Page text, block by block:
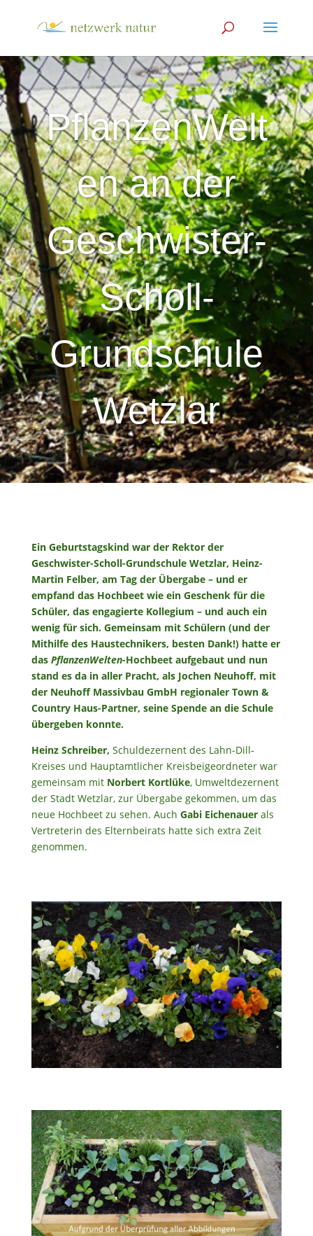
PflanzenWelt
en an der
Geschwister-
Scholl-
Grundschule
Wetzlar
Ein Geburtstagskind war der Rektor der
Geschwister-Scholl-Grundschule Wetzlar, Heinz-
Martin Felber, am Tag der Übergabe – und er
empfand das Hochbeet wie ein Geschenk für die
Schüler, das engagierte Kollegium – und auch ein
wenig für sich. Gemeinsam mit Schülern (und der
Mithilfe des Haustechnikers, besten Dank!) hatte er
das PflanzenWelten-Hochbeet aufgebaut und nun
stand es da in aller Pracht, als Jochen Neuhoff, mit
der Neuhoff Massivbau GmbH regionaler Town &
Country Haus-Partner, seine Spende an die Schule
übergeben konnte.
Heinz Schreiber, Schuldezernent des Lahn-Dill-
Kreises und Hauptamtlicher Kreisbeigeordneter war
gemeinsam mit Norbert Kortlüke, Umweltdezernent
der Stadt Wetzlar, zur Übergabe gekommen, um das
neue Hochbeet zu sehen. Auch Gabi Eichenauerals
Vertreterin des Elternbeirats hatte sich extra Zeit
genommen.